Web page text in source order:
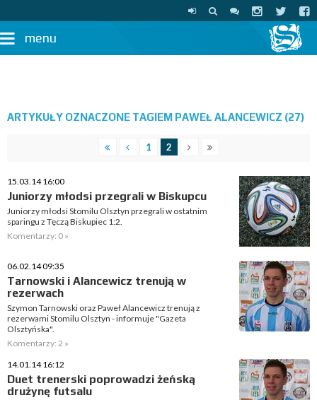
menu
ARTYKUŁY OZNACZONE TAGIEM PAWEŁ ALANCEWICZ (27)
1 2
15.03.14 16:00
Juniorzy młodsi przegrali w Biskupcu
Juniorzy młodsi Stomilu Olsztyn przegrali w ostatnim
sparingu z Tęczą Biskupiec 1:2.
Komentarzy: 0 »
06.02.14 09:35
Tarnowski i Alancewicz trenują w
rezerwach
Szymon Tarnowski oraz Paweł Alancewicz trenują z
rezerwami Stomilu Olsztyn - informuje "Gazeta
Olsztyńska".
Komentarzy: 2 »
14.01.14 16:12
Duet trenerski poprowadzi żeńską
drużynę futsalu